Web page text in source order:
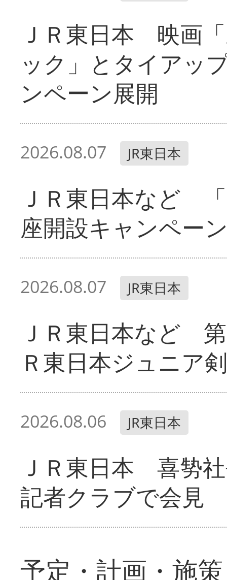
ＪＲ東日本 映画
ック」とタイアッ
ンペーン展開
2026.08.07 JR東日本
ＪＲ東日本など
座開設キャンペー
2026.08.07 JR東日本
ＪＲ東日本など
Ｒ東日本ジュニア
2026.08.06 JR東日本
ＪＲ東日本 喜㔟
記者クラブで会見
予定・計画・施策